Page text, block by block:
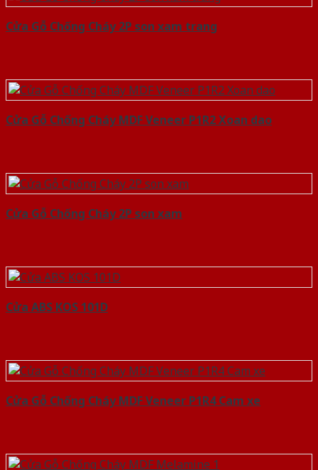
Cửa Gỗ Chống Cháy 2P son xam trang
Cửa Gỗ Chống Cháy MDF Veneer P1R2 Xoan dao
Cửa Gỗ Chống Cháy 2P son xam
Cửa ABS KOS 101D
Cửa Gỗ Chống Cháy MDF Veneer P1R4 Cam xe